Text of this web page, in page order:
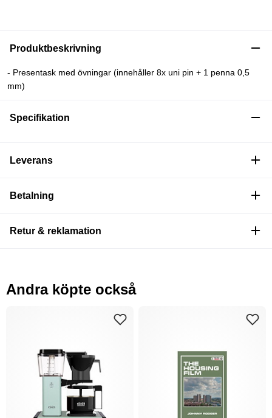
Produktbeskrivning
- Presentask med övningar (innehåller 8x uni pin + 1 penna 0,5
mm)
Specifikation
Leverans
Betalning
Retur & reklamation
Andra köpte också